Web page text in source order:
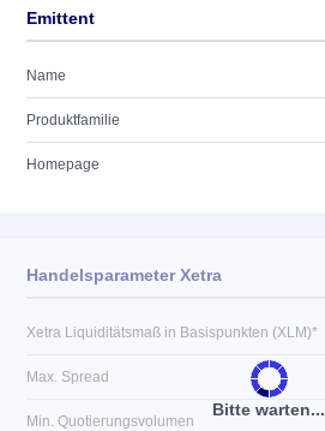
Emittent
Name
Produktfamilie
Homepage
Bitte warten...
Handelsparameter Xetra
Xetra Liquiditätsmaß in Basispunkten (XLM)*
Max. Spread
Min. Quotierungsvolumen